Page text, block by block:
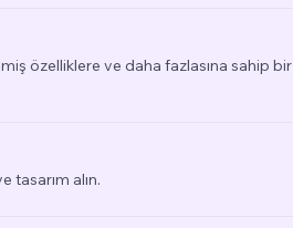
özelliklere ve daha fazlasına sahip bir
tasarım alın.